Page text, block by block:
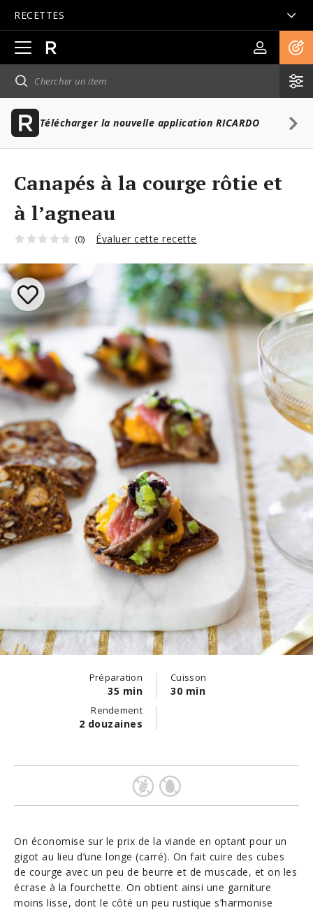
RECETTES
Ouvrir
la
navigation
principale
Télécharger la nouvelle application RICARDO
Canapés à la courge rôtie et
à l’agneau
(0) Évaluer cette recette
Préparation
35 min
Cuisson
30 min
Rendement
2 douzaines
On économise sur le prix de la viande en optant pour un
gigot au lieu d’une longe (carré). On fait cuire des cubes
de courge avec un peu de beurre et de muscade, et on les
écrase à la fourchette. On obtient ainsi une garniture
moins lisse, dont le côté un peu rustique s’harmonise